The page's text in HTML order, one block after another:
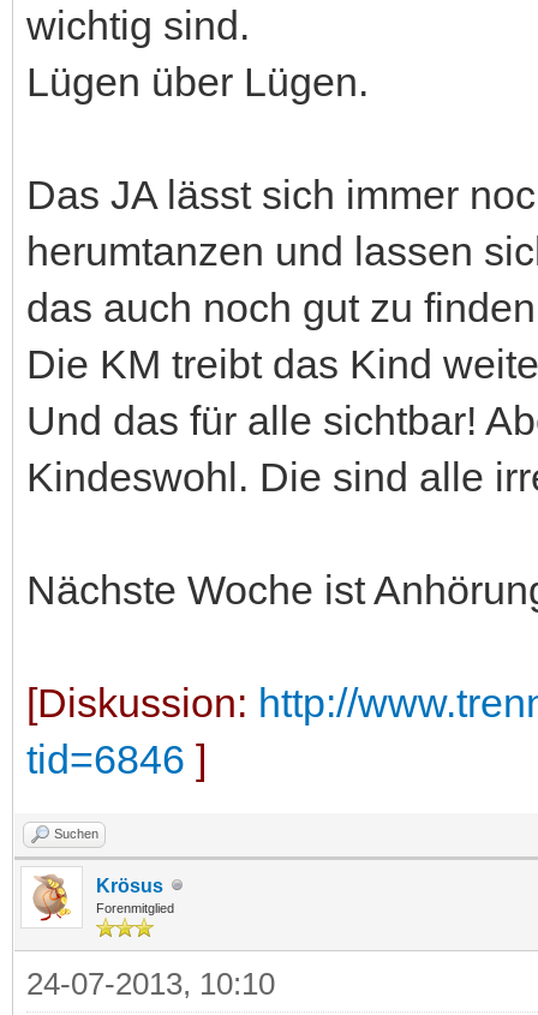
wichtig sind.
Lügen über Lügen.
Das JA lässt sich immer
herumtanzen und lassen
das auch noch gut zu
Die KM treibt das Kind
Und das für alle sichtbar!
Kindeswohl. Die sind alle
Nächste Woche ist
[Diskussion: http://
tid=6846 ]
Suchen
Krösus
Forenmitglied
24-07-2013, 10:10